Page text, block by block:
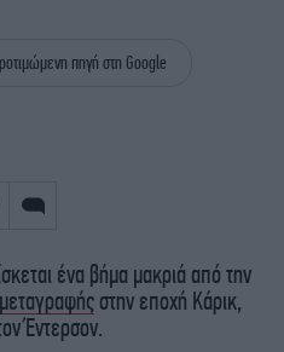
πηγή στη Google
ένα βήμα μακριά από την
μεταγραφής στην εποχή Κάρικ,
Έντερσον.